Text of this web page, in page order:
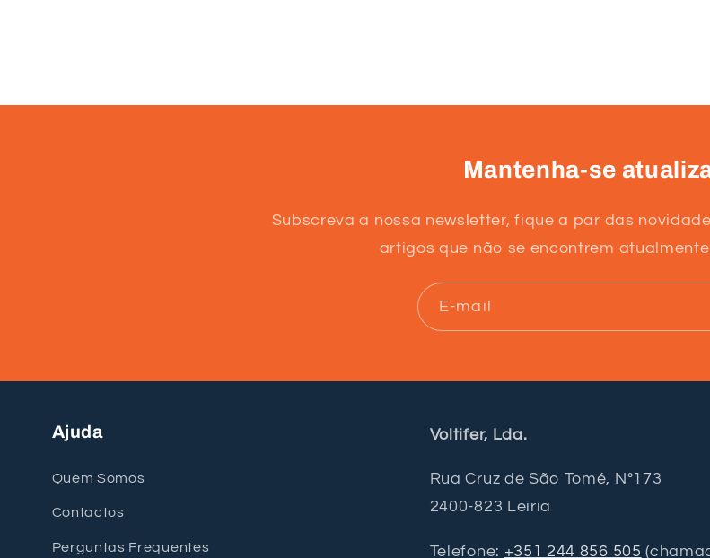
Mantenha-se
Subscreva a nossa newsletter, fique a par das
artigos que não se encontrem
E-mail
Ajuda
Quem Somos
Contactos
Perguntas Frequentes
Voltifer, Lda.
Rua Cruz de São Tomé, Nº173
2400-823 Leiria
Telefone: +351 244 856 505